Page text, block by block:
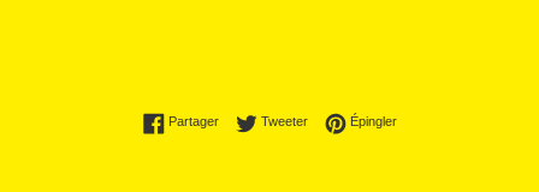
PartagerPartager sur Facebook
TweeterTweeter sur Twitter
ÉpinglerÉpingler sur Pinterest